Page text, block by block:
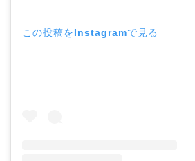
この投稿をInstagramで見る